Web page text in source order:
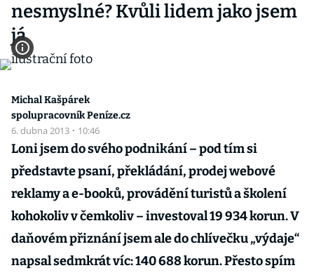
nesmyslné? Kvůli lidem jako jsem
já
Michal Kašpárek
spolupracovník Peníze.cz
6. dubna 2013 · 10:46
Loni jsem do svého podnikání – pod tím si
představte psaní, překládání, prodej webové
reklamy a e-booků, provádění turistů a školení
kohokoliv v čemkoliv – investoval 19 934 korun. V
daňovém přiznání jsem ale do chlívečku „výdaje“
napsal sedmkrát víc: 140 688 korun. Přesto spím